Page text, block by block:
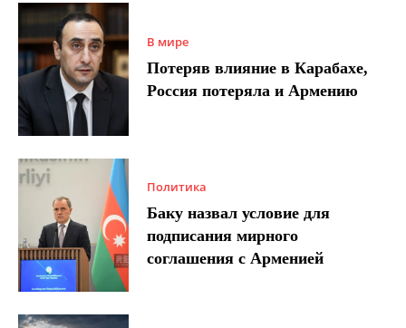
В мире
Потеряв влияние в Карабахе,
Россия потеряла и Армению
Политика
Баку назвал условие для
подписания мирного
соглашения с Арменией